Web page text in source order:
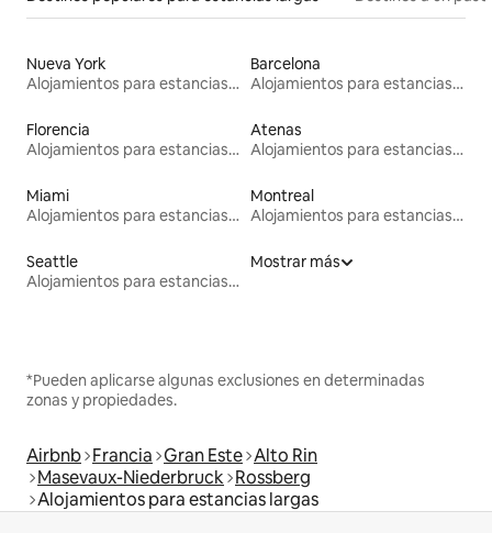
Nueva York
Alojamientos para estancias largas
Barcelona
Alojamientos para estancias largas
Florencia
Alojamientos para estancias largas
Atenas
Alojamientos para estancias largas
Miami
Alojamientos para estancias largas
Montreal
Alojamientos para estancias largas
Seattle
Alojamientos para estancias largas
Mostrar más
*Pueden aplicarse algunas exclusiones en determinadas
zonas y propiedades.
Airbnb Francia Gran Este Alto Rin
Masevaux-Niederbruck Rossberg
Alojamientos para estancias largas